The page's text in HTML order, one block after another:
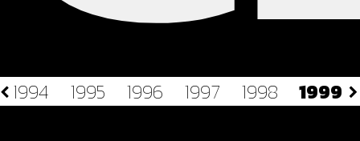
1994 1995 1996 1997 1998 1999